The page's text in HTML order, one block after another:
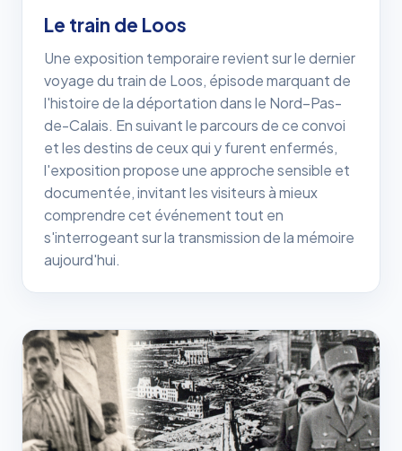
Le train de Loos
Une exposition temporaire revient sur le dernier
voyage du train de Loos, épisode marquant de
l'histoire de la déportation dans le Nord–Pas-
de-Calais. En suivant le parcours de ce convoi
et les destins de ceux qui y furent enfermés,
l'exposition propose une approche sensible et
documentée, invitant les visiteurs à mieux
comprendre cet événement tout en
s'interrogeant sur la transmission de la mémoire
aujourd'hui.